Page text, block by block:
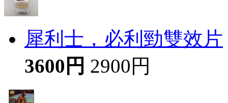
犀利士，必利勁雙效片
3600円 2900円